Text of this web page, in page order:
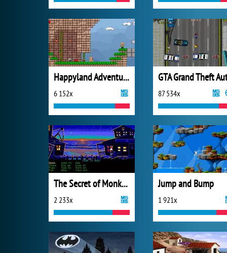
Happyland Adventures
6 152x
GTA Grand Theft
87 534x
The Secret of Monkey Island
2 233x
Jump and Bump
1 921x